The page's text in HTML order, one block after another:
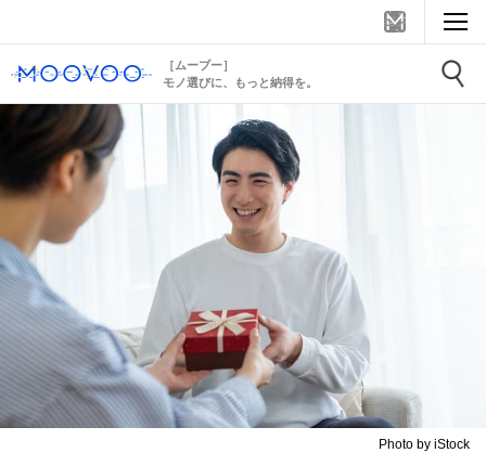
［ムーブー］
モノ選びに、もっと納得を。
Photo by iStock